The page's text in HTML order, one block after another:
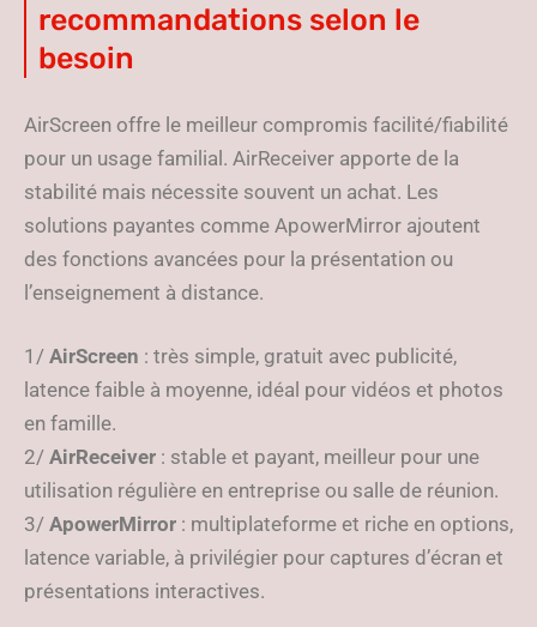
recommandations selon le
besoin
AirScreen offre le meilleur compromis facilité/fiabilité
pour un usage familial. AirReceiver apporte de la
stabilité mais nécessite souvent un achat. Les
solutions payantes comme ApowerMirror ajoutent
des fonctions avancées pour la présentation ou
l’enseignement à distance.
1/ AirScreen : très simple, gratuit avec publicité,
latence faible à moyenne, idéal pour vidéos et photos
en famille.
2/ AirReceiver : stable et payant, meilleur pour une
utilisation régulière en entreprise ou salle de réunion.
3/ ApowerMirror : multiplateforme et riche en options,
latence variable, à privilégier pour captures d’écran et
présentations interactives.